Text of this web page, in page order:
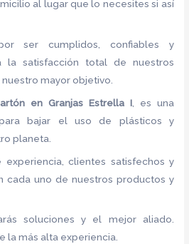
al lugar que lo necesites si así
ser cumplidos, confiables y
la satisfacción total de nuestros
mayor objetivo.
en Granjas Estrella I , es una
bajar el uso de plásticos y
planeta.
clientes satisfechos y
cada uno de nuestros productos y
soluciones y el mejor aliado.
la más alta experiencia.